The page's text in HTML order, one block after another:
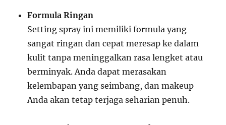
Formula Ringan
Setting spray ini memiliki formula yang
sangat ringan dan cepat meresap ke dalam
kulit tanpa meninggalkan rasa lengket atau
berminyak. Anda dapat merasakan
kelembapan yang seimbang, dan makeup
Anda akan tetap terjaga seharian penuh.